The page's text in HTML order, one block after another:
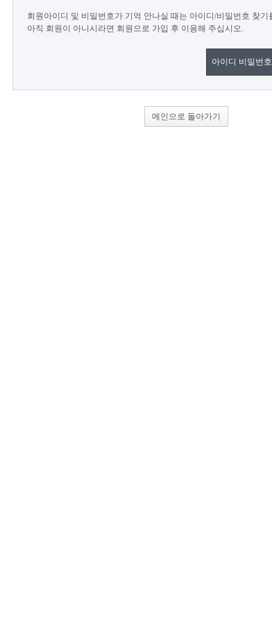
회원아이디 및 비밀번호가 기억 안나실 때는 아이디/비밀번호 찾기
아직 회원이 아니시라면 회원으로 가입 후 이용해 주십시오.
아이디 비밀번호
메인으로 돌아가기